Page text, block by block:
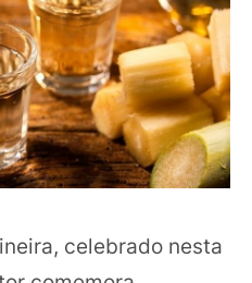
celebrado nesta